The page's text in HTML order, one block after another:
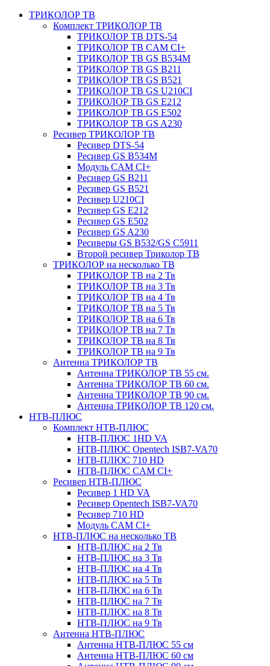
ТРИКОЛОР ТВ
Комплект ТРИКОЛОР ТВ
ТРИКОЛОР ТВ DTS-54
ТРИКОЛОР ТВ CAM CI+
ТРИКОЛОР ТВ GS B534M
ТРИКОЛОР ТВ GS B211
ТРИКОЛОР ТВ GS B521
ТРИКОЛОР ТВ GS U210CI
ТРИКОЛОР ТВ GS E212
ТРИКОЛОР ТВ GS E502
ТРИКОЛОР ТВ GS A230
Ресивер ТРИКОЛОР ТВ
Ресивер DTS-54
Ресивер GS B534M
Модуль CAM CI+
Ресивер GS B211
Ресивер GS B521
Ресивер U210CI
Ресивер GS E212
Ресивер GS E502
Ресивер GS A230
Ресиверы GS B532/GS C5911
Второй ресивер Триколор ТВ
ТРИКОЛОР на несколько ТВ
ТРИКОЛОР ТВ на 2 Тв
ТРИКОЛОР ТВ на 3 Тв
ТРИКОЛОР ТВ на 4 Тв
ТРИКОЛОР ТВ на 5 Тв
ТРИКОЛОР ТВ на 6 Тв
ТРИКОЛОР ТВ на 7 Тв
ТРИКОЛОР ТВ на 8 Тв
ТРИКОЛОР ТВ на 9 Тв
Антенна ТРИКОЛОР ТВ
Антенна ТРИКОЛОР ТВ 55 см.
Антенна ТРИКОЛОР ТВ 60 см.
Антенна ТРИКОЛОР ТВ 90 см.
Антенна ТРИКОЛОР ТВ 120 см.
НТВ-ПЛЮС
Комплект НТВ-ПЛЮС
НТВ-ПЛЮС 1HD VA
НТВ-ПЛЮС Opentech ISB7-VA70
НТВ-ПЛЮС 710 HD
НТВ-ПЛЮС CAM CI+
Ресивер НТВ-ПЛЮС
Ресивер 1 HD VA
Ресивер Opentech ISB7-VA70
Ресивер 710 HD
Модуль CAM CI+
НТВ-ПЛЮС на несколько ТВ
НТВ-ПЛЮС на 2 Тв
НТВ-ПЛЮС на 3 Тв
НТВ-ПЛЮС на 4 Тв
НТВ-ПЛЮС на 5 Тв
НТВ-ПЛЮС на 6 Тв
НТВ-ПЛЮС на 7 Тв
НТВ-ПЛЮС на 8 Тв
НТВ-ПЛЮС на 9 Тв
Антенна НТВ-ПЛЮС
Антенна НТВ-ПЛЮС 55 см
Антенна НТВ-ПЛЮС 60 см